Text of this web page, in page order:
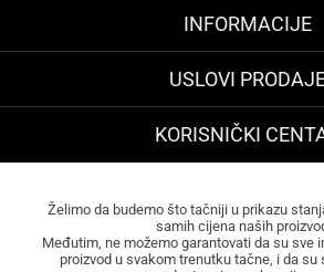
INFORMACIJE
USLOVI
KORISNIČKI
Želimo da budemo što tačniji u prikazu
samih cijena naših
Međutim, ne možemo garantovati da su sve
proizvod u svakom trenutku tačne, i da su